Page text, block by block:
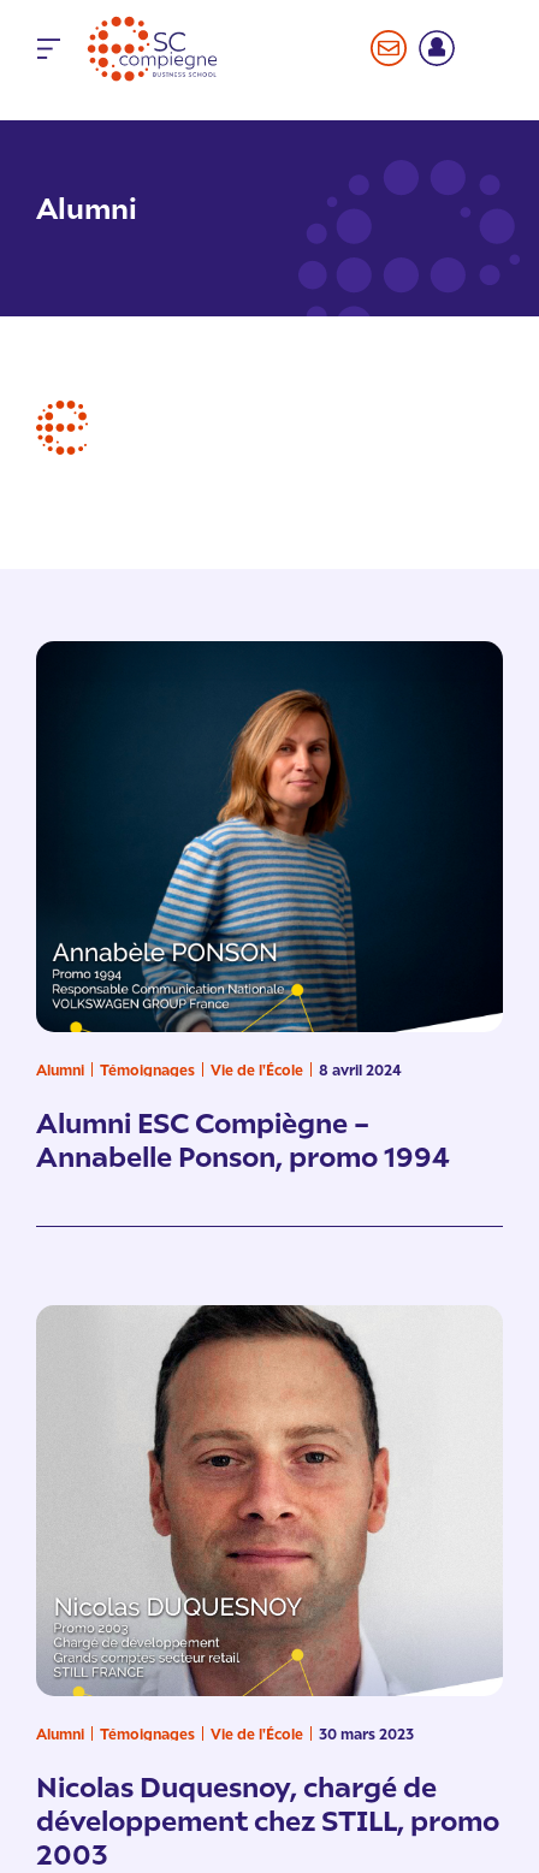
Alumni
Alumni Témoignages Vie de l'École 8 avril 2024
Alumni ESC Compiègne –
Annabelle Ponson, promo 1994
Alumni Témoignages Vie de l'École 30 mars 2023
Nicolas Duquesnoy, chargé de
développement chez STILL, promo
2003